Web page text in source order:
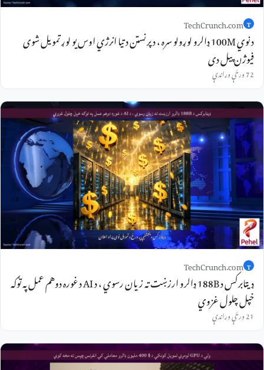
T
TechCrunch.com
د نوي 100M ډالرو لوړولو سره ، د پرنسټن د تیا انرژي اوس یو لوړ تمویل شوی
فیوژن پیل دی
72 ورځې وړاندې
T
TechCrunch.com
ډیټابرکس د 188B ډالرو ارزښت ته زیان رسوي ، د AI د غوره دوهم عمل په توګه
خپل چلول غزوي
21 ورځې وړاندې